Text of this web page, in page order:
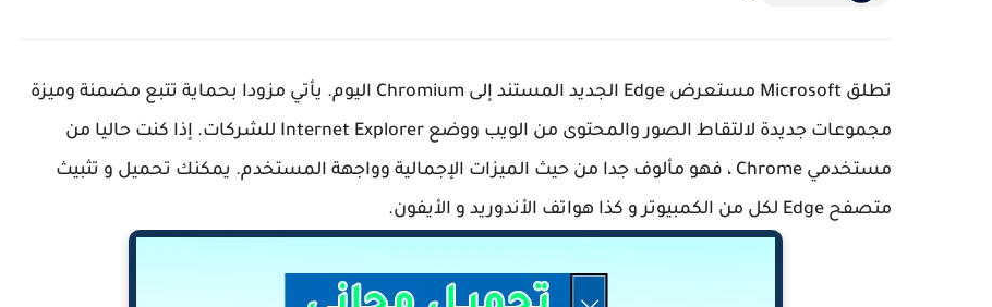
تطلق Microsoft مستعرض Edge الجديد المستند إلى Chromium اليوم. يأتي مزودا بحماية تتبع مضمنة وميزة
مجموعات جديدة لالتقاط الصور والمحتوى من الويب ووضع Internet Explorer للشركات. إذا كنت حاليا من
مستخدمي Chrome ، فهو مألوف جدا من حيث الميزات الإجمالية وواجهة المستخدم. يمكنك تحميل و تثبيث
متصفح Edge لكل من الكمبيوتر و كذا هواتف الأندوريد و الأيفون.